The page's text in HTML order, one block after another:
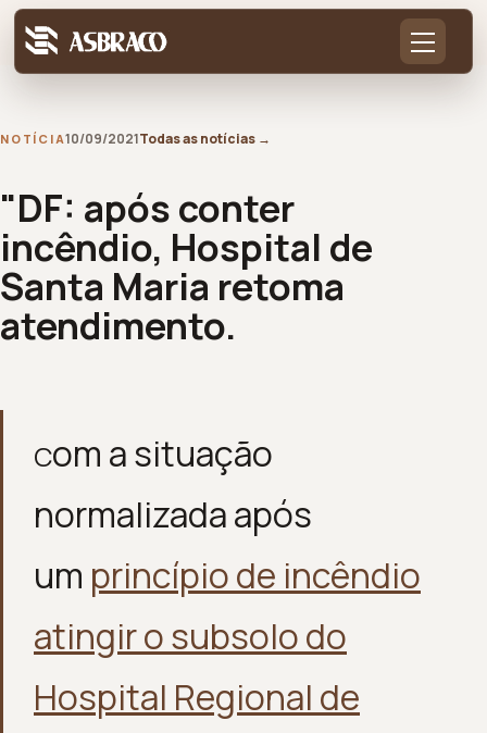
NOTÍCIA10/09/2021Todas as notícias →
"DF: após conter
incêndio, Hospital de
Santa Maria retoma
atendimento.
Com a situação
normalizada após
um princípio de incêndio
atingir o subsolo do
Hospital Regional de